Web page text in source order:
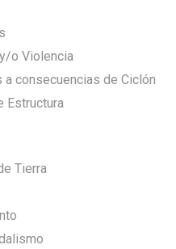
o Violencia
a consecuencias de Ciclón
Estructura
Tierra